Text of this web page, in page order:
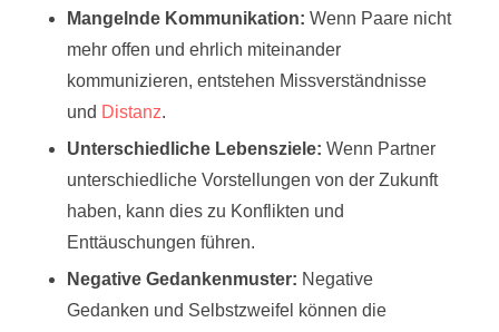
Mangelnde Kommunikation: Wenn Paare nicht
mehr offen und ehrlich miteinander
kommunizieren, entstehen Missverständnisse
und Distanz.
Unterschiedliche Lebensziele: Wenn Partner
unterschiedliche Vorstellungen von der Zukunft
haben, kann dies zu Konflikten und
Enttäuschungen führen.
Negative Gedankenmuster: Negative
Gedanken und Selbstzweifel können die